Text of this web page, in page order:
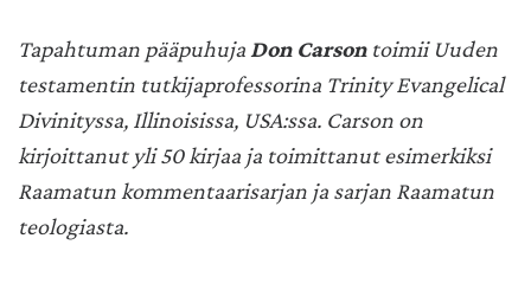
Tapahtuman pääpuhujaDon Carsontoimii Uuden
testamentin tutkijaprofessorina Trinity Evangelical
Divinityssa, Illinoisissa, USA:ssa. Carson on
kirjoittanut yli 50 kirjaa ja toimittanut esimerkiksi
Raamatun kommentaarisarjan ja sarjan Raamatun
teologiasta.